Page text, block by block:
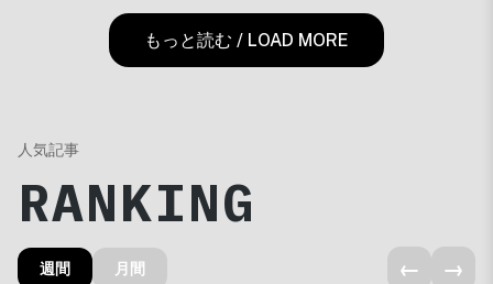
もっと読む / LOAD MORE
人気記事
RANKING
週間 月間 ← →